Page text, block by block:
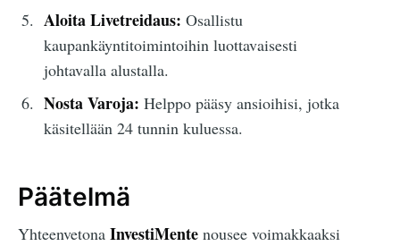
Aloita Livetreidaus: Osallistu
kaupankäyntitoimintoihin luottavaisesti
johtavalla alustalla.
Nosta Varoja: Helppo pääsy ansioihisi, jotka
käsitellään 24 tunnin kuluessa.
Päätelmä
Yhteenvetona InvestiMente nousee voimakkaaksi